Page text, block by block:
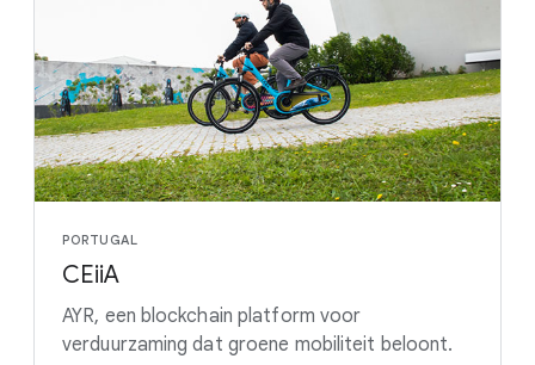
PORTUGAL
CEiiA
AYR, een blockchain platform voor
verduurzaming dat groene mobiliteit beloont.